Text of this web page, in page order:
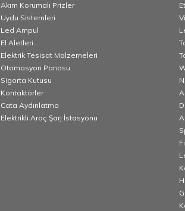
Akım Korumalı Prizler
Uydu Sistemleri
Led Ampul
El Aletleri
Elektrik Tesisat Malzemeleri
Otomasyon Panosu
Sigorta Kutusu
Kontaktörler
Cata Aydınlatma
Elektrikli Araç Şarj İstasyonu